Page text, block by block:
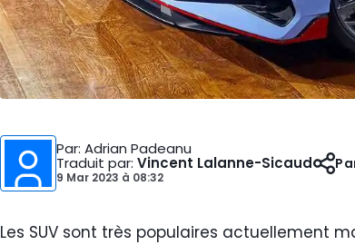
Par: Adrian Padeanu
Traduit par: Vincent Lalanne-Sicaud
9 Mar 2023 à 08:32
Les SUV sont très populaires actuellement